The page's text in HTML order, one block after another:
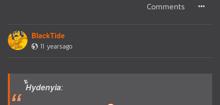
Comments
BlackTide
11 yearsago
้ัHydenyia: